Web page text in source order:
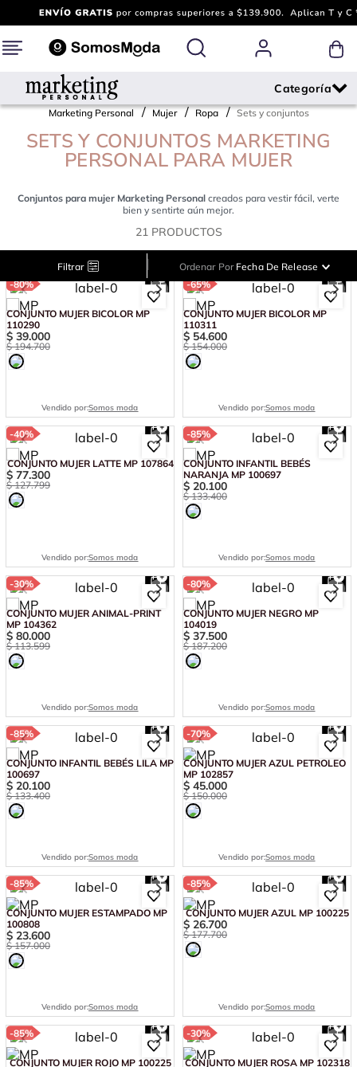
Marketing Personal Mujer Ropa Sets y conjuntos
SETS Y CONJUNTOS MARKETING
PERSONAL PARA MUJER
Conjuntos para mujer Marketing Personal creados para vestir fácil, verte
bien y sentirte aún mejor.
21 PRODUCTOS
Filtrar | Ordenar Por Fecha De Release
-80%
CONJUNTO MUJER BICOLOR MP
110290
$ 39.000
$ 194.700
Vendido por:Somos moda
-65%
CONJUNTO MUJER BICOLOR MP
110311
$ 54.600
$ 154.000
Vendido por:Somos moda
-40%
CONJUNTO MUJER LATTE MP 107864
$ 77.300
$ 127.799
Vendido por:Somos moda
-85%
CONJUNTO INFANTIL BEBÉS
NARANJA MP 100697
$ 20.100
$ 133.400
Vendido por:Somos moda
-30%
CONJUNTO MUJER ANIMAL-PRINT
MP 104362
$ 80.000
$ 113.599
Vendido por:Somos moda
-80%
CONJUNTO MUJER NEGRO MP
104019
$ 37.500
$ 187.200
Vendido por:Somos moda
-85%
CONJUNTO INFANTIL BEBÉS LILA MP
100697
$ 20.100
$ 133.400
Vendido por:Somos moda
-70%
CONJUNTO MUJER AZUL PETROLEO
MP 102857
$ 45.000
$ 150.000
Vendido por:Somos moda
-85%
CONJUNTO MUJER ESTAMPADO MP
100808
$ 23.600
$ 157.000
Vendido por:Somos moda
-85%
CONJUNTO MUJER AZUL MP 100225
$ 26.700
$ 177.700
Vendido por:Somos moda
-85%
CONJUNTO MUJER ROJO MP 100225
-30%
CONJUNTO MUJER ROSA MP 102318